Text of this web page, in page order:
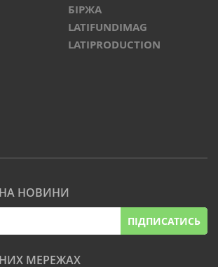
БІРЖА
LATIFUNDIMAG
LATIPRODUCTION
НОВИНИ
ПІДПИСАТИСЬ
МЕРЕЖАХ